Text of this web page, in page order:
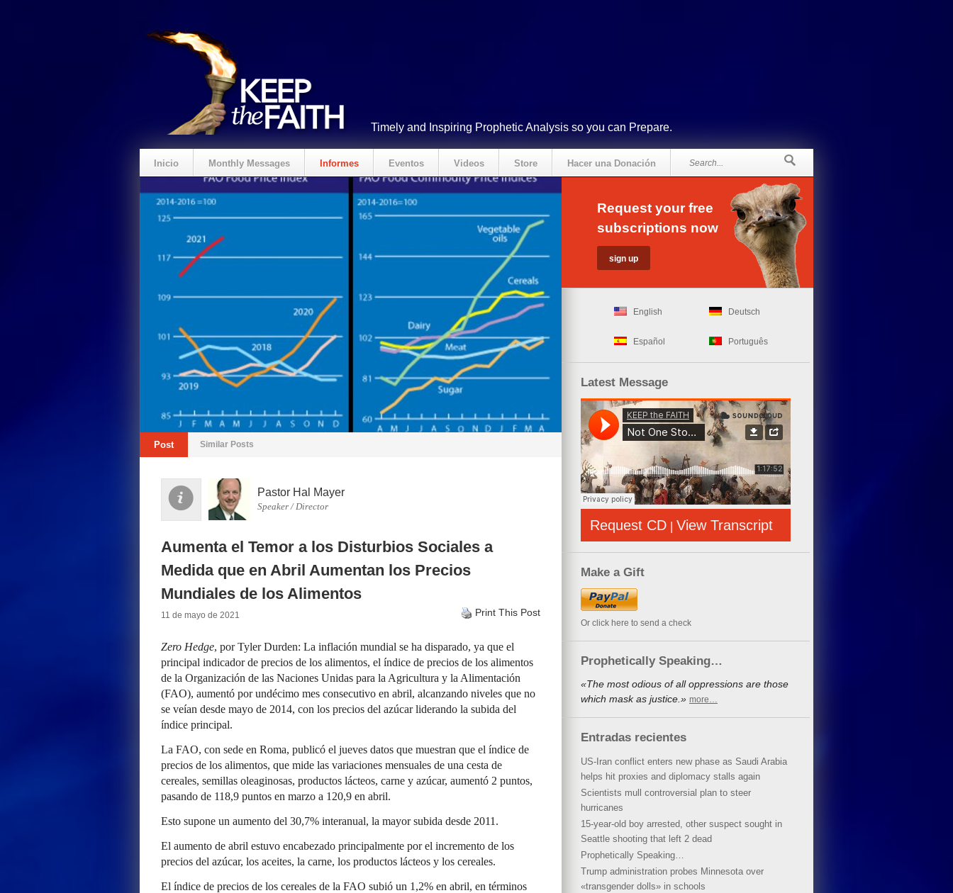
Timely and Inspiring Prophetic Analysis so you can Prepare.
Inicio Monthly Messages Informes Eventos Videos Store Hacer una Donación
Post Similar Posts
Pastor Hal Mayer
Speaker / Director
Aumenta el Temor a los Disturbios Sociales a
Medida que en Abril Aumentan los Precios
Mundiales de los Alimentos
11 de mayo de 2021 Print This Post
Zero Hedge, por Tyler Durden: La inflación mundial se ha disparado, ya que el
principal indicador de precios de los alimentos, el índice de precios de los alimentos
de la Organización de las Naciones Unidas para la Agricultura y la Alimentación
(FAO), aumentó por undécimo mes consecutivo en abril, alcanzando niveles que no
se veían desde mayo de 2014, con los precios del azúcar liderando la subida del
índice principal.
La FAO, con sede en Roma, publicó el jueves datos que muestran que el índice de
precios de los alimentos, que mide las variaciones mensuales de una cesta de
cereales, semillas oleaginosas, productos lácteos, carne y azúcar, aumentó 2 puntos,
pasando de 118,9 puntos en marzo a 120,9 en abril.
Esto supone un aumento del 30,7% interanual, la mayor subida desde 2011.
El aumento de abril estuvo encabezado principalmente por el incremento de los
precios del azúcar, los aceites, la carne, los productos lácteos y los cereales.
El índice de precios de los cereales de la FAO subió un 1,2% en abril, en términos
Request your free
subscriptions now
English Deutsch
Español Português
Latest Message
Request CD | View Transcript
Make a Gift
Or click here to send a check
Prophetically Speaking…
«The most odious of all oppressions are those
which mask as justice.» more…
Entradas recientes
US-Iran conflict enters new phase as Saudi Arabia
helps hit proxies and diplomacy stalls again
Scientists mull controversial plan to steer
hurricanes
15-year-old boy arrested, other suspect sought in
Seattle shooting that left 2 dead
Prophetically Speaking…
Trump administration probes Minnesota over
«transgender dolls» in schools